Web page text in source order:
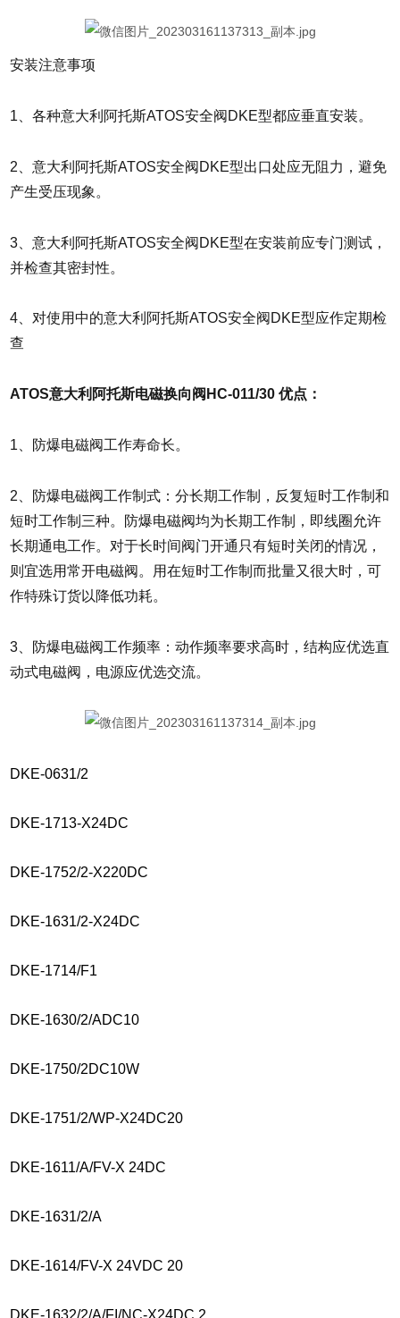
安装注意事项
1、各种意大利阿托斯ATOS安全阀DKE型都应垂直安装。
2、意大利阿托斯ATOS安全阀DKE型出口处应无阻力，避免
产生受压现象。
3、意大利阿托斯ATOS安全阀DKE型在安装前应专门测试，
并检查其密封性。
4、对使用中的意大利阿托斯ATOS安全阀DKE型应作定期检
查
ATOS意大利阿托斯电磁换向阀 HC-011/30 优点：
1、防爆电磁阀工作寿命长。
2、防爆电磁阀工作制式：分长期工作制，反复短时工作制和
短时工作制三种。防爆电磁阀均为长期工作制，即线圈允许
长期通电工作。对于长时间阀门开通只有短时关闭的情况，
则宜选用常开电磁阀。用在短时工作制而批量又很大时，可
作特殊订货以降低功耗。
3、防爆电磁阀工作频率：动作频率要求高时，结构应优选直
动式电磁阀，电源应优选交流。
DKE-0631/2
DKE-1713-X24DC
DKE-1752/2-X220DC
DKE-1631/2-X24DC
DKE-1714/F1
DKE-1630/2/ADC10
DKE-1750/2DC10W
DKE-1751/2/WP-X24DC20
DKE-1611/A/FV-X 24DC
DKE-1631/2/A
DKE-1614/FV-X 24VDC 20